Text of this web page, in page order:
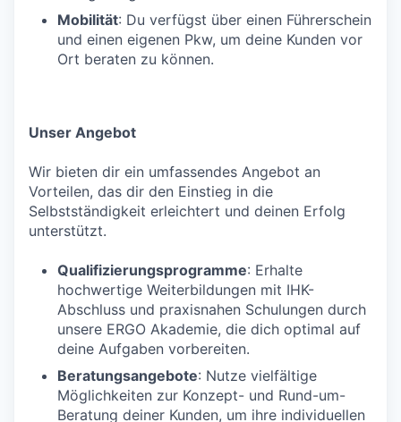
Mobilität: Du verfügst über einen Führerschein
und einen eigenen Pkw, um deine Kunden vor
Ort beraten zu können.
Unser Angebot
Wir bieten dir ein umfassendes Angebot an
Vorteilen, das dir den Einstieg in die
Selbstständigkeit erleichtert und deinen Erfolg
unterstützt.
Qualifizierungsprogramme: Erhalte
hochwertige Weiterbildungen mit IHK-
Abschluss und praxisnahen Schulungen durch
unsere ERGO Akademie, die dich optimal auf
deine Aufgaben vorbereiten.
Beratungsangebote: Nutze vielfältige
Möglichkeiten zur Konzept- und Rund-um-
Beratung deiner Kunden, um ihre individuellen